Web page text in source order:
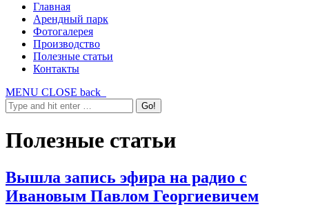
Главная
Арендный парк
Фотогалерея
Производство
Полезные статьи
Контакты
MENU CLOSE back
Полезные статьи
Вышла запись эфира на радио с
Ивановым Павлом Георгиевичем